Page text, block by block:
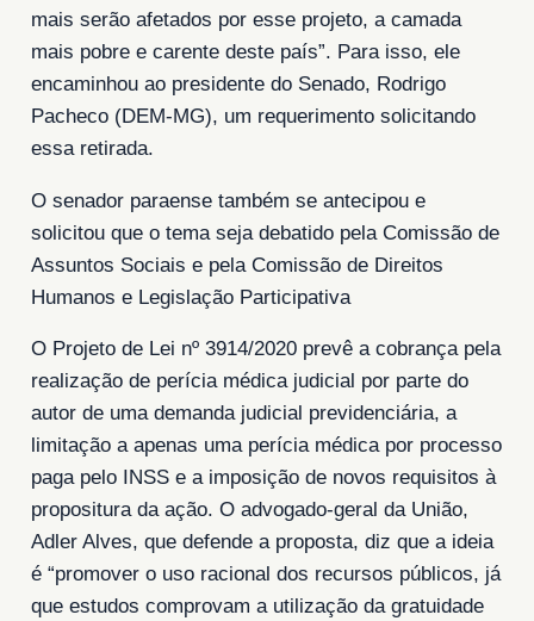
mais serão afetados por esse projeto, a camada
mais pobre e carente deste país”. Para isso, ele
encaminhou ao presidente do Senado, Rodrigo
Pacheco (DEM-MG), um requerimento solicitando
essa retirada.
O senador paraense também se antecipou e
solicitou que o tema seja debatido pela Comissão de
Assuntos Sociais e pela Comissão de Direitos
Humanos e Legislação Participativa
O Projeto de Lei nº 3914/2020 prevê a cobrança pela
realização de perícia médica judicial por parte do
autor de uma demanda judicial previdenciária, a
limitação a apenas uma perícia médica por processo
paga pelo INSS e a imposição de novos requisitos à
propositura da ação. O advogado-geral da União,
Adler Alves, que defende a proposta, diz que a ideia
é “promover o uso racional dos recursos públicos, já
que estudos comprovam a utilização da gratuidade